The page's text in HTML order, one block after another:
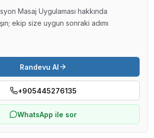
Masaj Uygulaması hakkında
ekip size uygun sonraki adımı
Randevu Al
+905445276135
WhatsApp ile sor